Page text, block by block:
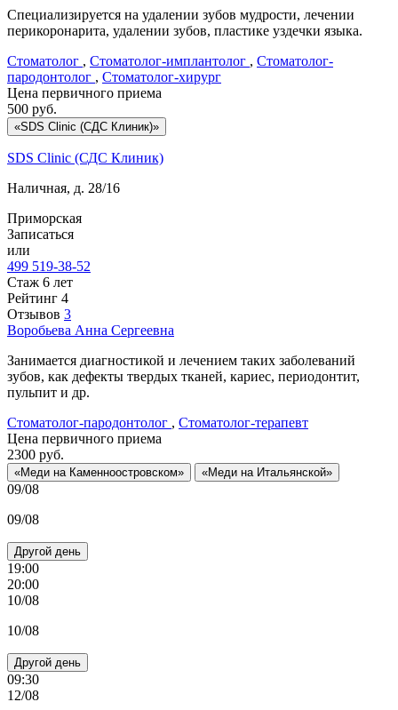
Специализируется на удалении зубов мудрости, лечении
перикоронарита, удалении зубов, пластике уздечки языка.
Стоматолог , Стоматолог-имплантолог , Стоматолог-
пародонтолог , Стоматолог-хирург
Цена первичного приема
500 руб.
«SDS Clinic (СДС Клиник)»
SDS Clinic (СДС Клиник)
Наличная, д. 28/16
Приморская
Записаться
или
499 519-38-52
Стаж 6 лет
Рейтинг 4
Отзывов 3
Воробьева Анна Сергеевна
Занимается диагностикой и лечением таких заболеваний
зубов, как дефекты твердых тканей, кариес, периодонтит,
пульпит и др.
Стоматолог-пародонтолог , Стоматолог-терапевт
Цена первичного приема
2300 руб.
«Меди на Каменноостровском» «Меди на Итальянской»
09/08
09/08
Другой день
19:00
20:00
10/08
10/08
Другой день
09:30
12/08